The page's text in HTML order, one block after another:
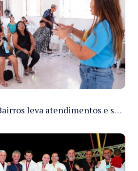
Concultura nos Bairros leva atendimentos e serviços culturais ao Japiim em 8/8